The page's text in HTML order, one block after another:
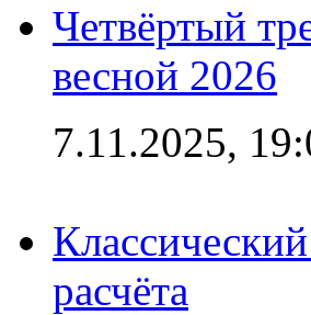
Четвёртый
весной 2026
7.11.2025,
расчёта